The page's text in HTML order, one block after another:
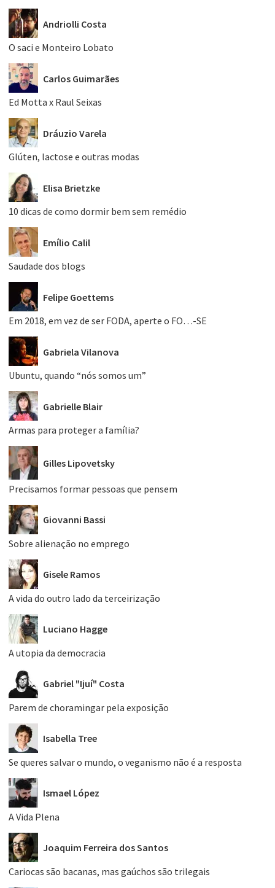
Andriolli Costa
O saci e Monteiro Lobato
Carlos Guimarães
Ed Motta x Raul Seixas
Dráuzio Varela
Glúten, lactose e outras modas
Elisa Brietzke
10 dicas de como dormir bem sem remédio
Emílio Calil
Saudade dos blogs
Felipe Goettems
Em 2018, em vez de ser FODA, aperte o FO…-SE
Gabriela Vilanova
Ubuntu, quando “nós somos um”
Gabrielle Blair
Armas para proteger a família?
Gilles Lipovetsky
Precisamos formar pessoas que pensem
Giovanni Bassi
Sobre alienação no emprego
Gisele Ramos
A vida do outro lado da terceirização
Luciano Hagge
A utopia da democracia
Gabriel "Ijuí" Costa
Parem de choramingar pela exposição
Isabella Tree
Se queres salvar o mundo, o veganismo não é a resposta
Ismael López
A Vida Plena
Joaquim Ferreira dos Santos
Cariocas são bacanas, mas gaúchos são trilegais